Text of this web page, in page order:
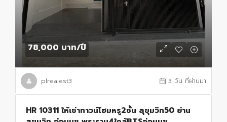
78,000 บาท/ปี
plrealest3 3 วัน ที่ผ่านมา
HR 10311 ให้เช่าทาวน์โฮมหรู2ชั้น สุขุมวิท50 ย่าน